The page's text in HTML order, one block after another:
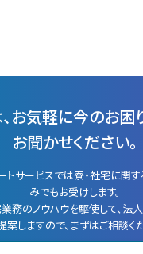
お気軽に今のお困
お聞かせください。
トサービスでは寮・社宅に関
みでもお受けします。
務のノウハウを駆使して、法
案しますので、まずはご相談く